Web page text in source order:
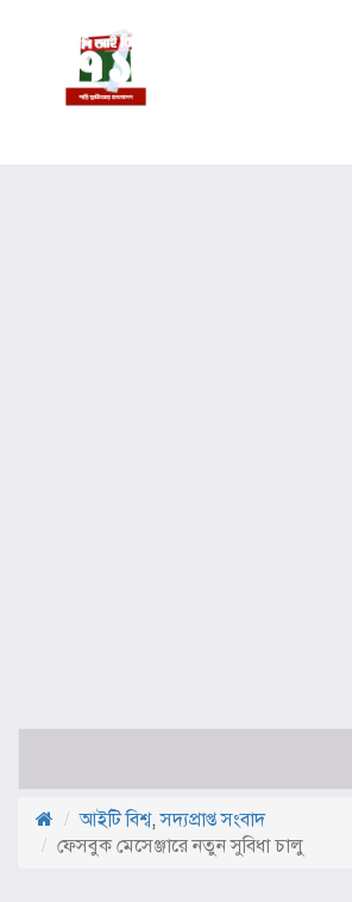
আইটি বিশ্ব,সদ্যপ্রাপ্ত সংবাদ
ফেসবুক মেসেঞ্জারে নতুন সুবিধা চালু